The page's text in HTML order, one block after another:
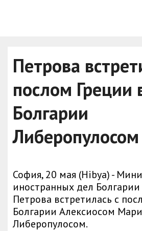
Петрова
послом Греции
Болгарии
Либеропулосом
София, 20 мая (Hibya) -
иностранных дел
Петрова встретилась с
Болгарии Алексиосом
Либеропулосом.